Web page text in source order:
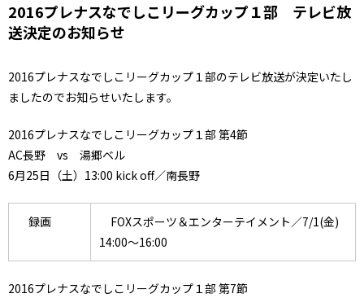
2016プレナスなでしこリーグカップ１部 テレビ放
送決定のお知らせ
2016プレナスなでしこリーグカップ１部のテレビ放送が決定いたし
ましたのでお知らせいたします。
2016プレナスなでしこリーグカップ１部 第4節
AC長野 vs 湯郷ベル
6月25日（土）13:00 kick off／南長野
録画
FOXスポーツ＆エンターテイメント／7/1(金)
14:00～16:00
2016プレナスなでしこリーグカップ１部 第7節